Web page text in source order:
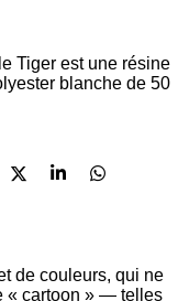
Tiger est une résine
blanche de 50
P
g
e
P
g
e
P
g
e
de couleurs, qui ne
« cartoon » — telles